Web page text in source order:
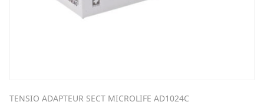
TENSIO ADAPTEUR SECT MICROLIFE AD1024C